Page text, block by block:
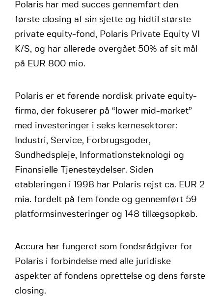
Polaris har med succes gennemført den
første closing af sin sjette og hidtil største
private equity-fond, Polaris Private Equity VI
K/S, og har allerede overgået 50% af sit mål
på EUR 800 mio.
Polaris er et førende nordisk private equity-
firma, der fokuserer på “lower mid-market”
med investeringer i seks kernesektorer:
Industri, Service, Forbrugsgoder,
Sundhedspleje, Informationsteknologi og
Finansielle Tjenesteydelser. Siden
etableringen i 1998 har Polaris rejst ca. EUR 2
mia. fordelt på fem fonde og gennemført 59
platformsinvesteringer og 148 tillægsopkøb.
Accura har fungeret som fondsrådgiver for
Polaris i forbindelse med alle juridiske
aspekter af fondens oprettelse og dens første
closing.